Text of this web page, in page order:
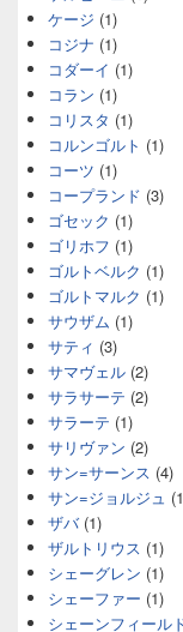
ケージ (1)
コジナ (1)
コダーイ (1)
コラン (1)
コリスタ (1)
コルンゴルト (1)
コーツ (1)
コープランド (3)
ゴセック (1)
ゴリホフ (1)
ゴルトベルク (1)
ゴルトマルク (1)
サウザム (1)
サティ (3)
サマヴェル (2)
サラサーテ (2)
サラーテ (1)
サリヴァン (2)
サン=サーンス (4)
サン=ジョルジュ
ザバ(1)
ザルトリウス (1)
シェーグレン (1)
シェーファー (1)
シェーンフィール